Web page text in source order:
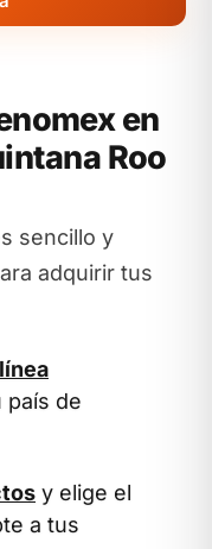
en
Roo
sencillo y
adquirir tus
país de
y elige el
a tus